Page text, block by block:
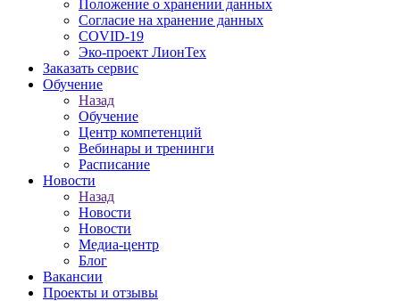
Положение о хранении данных
Согласие на хранение данных
COVID-19
Эко-проект ЛионТех
Заказать сервис
Обучение
Назад
Обучение
Центр компетенций
Вебинары и тренинги
Расписание
Новости
Назад
Новости
Новости
Медиа-центр
Блог
Вакансии
Проекты и отзывы